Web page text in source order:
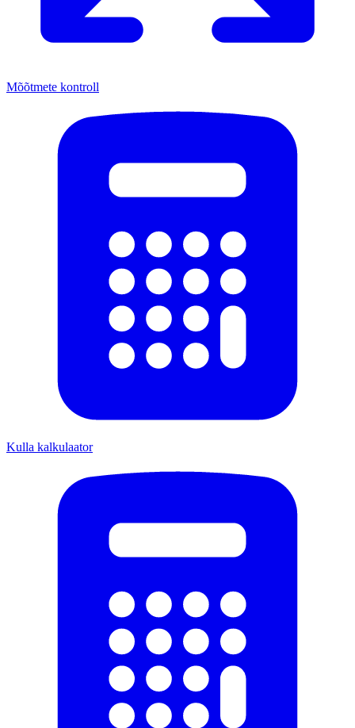
Mõõtmete kontroll
Kulla kalkulaator